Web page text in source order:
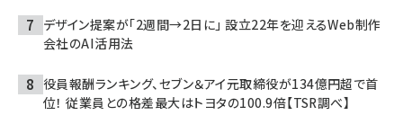
デザイン提案が「2週間→2日に」 設立22年を迎えるWeb制作
会社のAI活用法
役員報酬ランキング、セブン＆アイ元取締役が134億円超で首
位！ 従業員との格差最大はトヨタの100.9倍【TSR調べ】